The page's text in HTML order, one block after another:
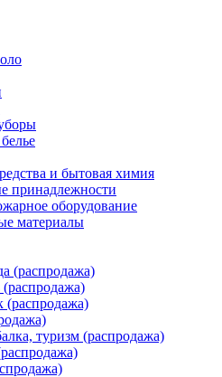
и бытовая химия
принадлежности
оборудование
материалы
(распродажа)
(распродажа)
туризм (распродажа)